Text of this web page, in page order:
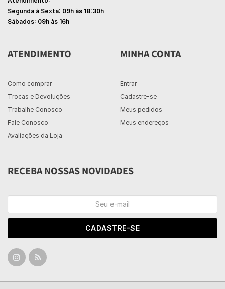
Segunda à Sexta: 09h às 18:30h
Sábados: 09h às 16h
ATENDIMENTO
Como comprar
Trocas e Devoluções
Trabalhe Conosco
Fale Conosco
Avaliações da Loja
MINHA CONTA
Entrar
Cadastre-se
Meus pedidos
Meus endereços
RECEBA NOSSAS NOVIDADES
CADASTRE-SE